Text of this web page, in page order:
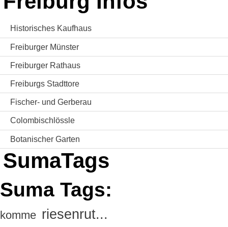
Historisches Kaufhaus
Freiburger Münster
Freiburger Rathaus
Freiburgs Stadttore
Fischer- und Gerberau
Colombischlössle
Botanischer Garten
SumaTags
Suma Tags:
komme riesenrut...